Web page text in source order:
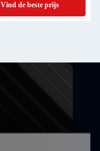
Vind de beste prijs